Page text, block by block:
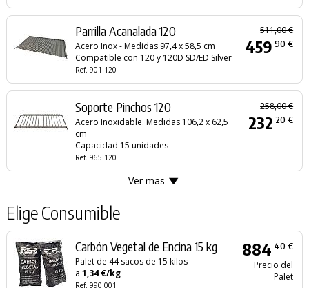
Parrilla Acanalada 120
Acero Inox - Medidas 97,4 x 58,5 cm
Compatible con 120 y 120D SD/ED Silver
Ref. 901.120
511,00 €
459 90 €
Soporte Pinchos 120
Acero Inoxidable. Medidas 106,2 x 62,5
cm
Capacidad 15 unidades
Ref. 965.120
258,00 €
232 20 €
Ver mas
Elige Consumible
Carbón Vegetal de Encina 15 kg
Palet de 44 sacos de 15 kilos
a 1,34 €/kg
Ref. 990.001
884 40 €
Precio del
Palet